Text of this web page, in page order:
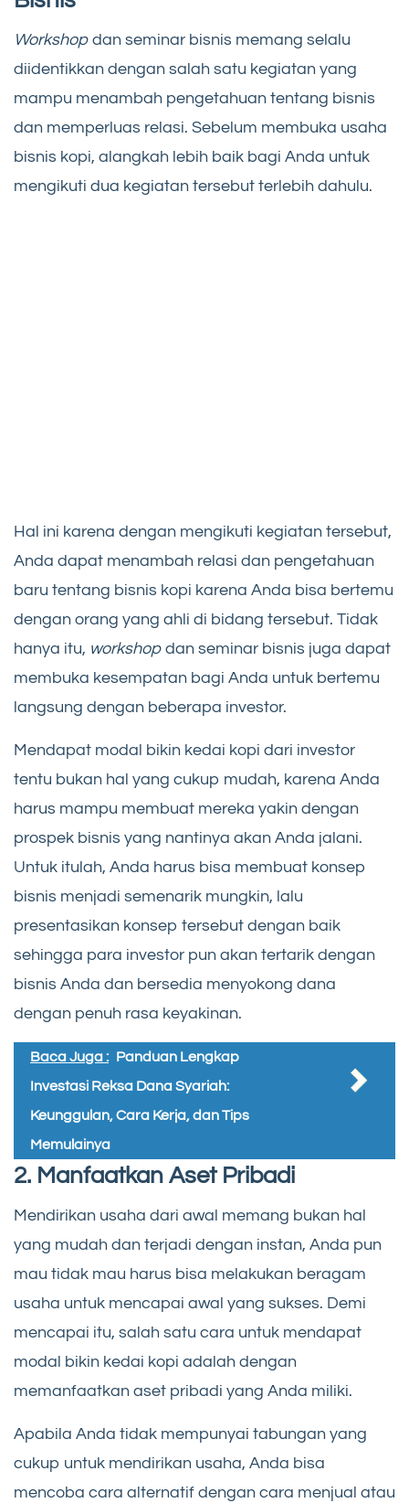
Workshop dan seminar bisnis memang selalu
diidentikkan dengan salah satu kegiatan yang
mampu menambah pengetahuan tentang bisnis
dan memperluas relasi. Sebelum membuka usaha
bisnis kopi, alangkah lebih baik bagi Anda untuk
mengikuti dua kegiatan tersebut terlebih dahulu.
Hal ini karena dengan mengikuti kegiatan tersebut,
Anda dapat menambah relasi dan pengetahuan
baru tentang bisnis kopi karena Anda bisa bertemu
dengan orang yang ahli di bidang tersebut. Tidak
hanya itu, workshop dan seminar bisnis juga dapat
membuka kesempatan bagi Anda untuk bertemu
langsung dengan beberapa investor.
Mendapat modal bikin kedai kopi dari investor
tentu bukan hal yang cukup mudah, karena Anda
harus mampu membuat mereka yakin dengan
prospek bisnis yang nantinya akan Anda jalani.
Untuk itulah, Anda harus bisa membuat konsep
bisnis menjadi semenarik mungkin, lalu
presentasikan konsep tersebut dengan baik
sehingga para investor pun akan tertarik dengan
bisnis Anda dan bersedia menyokong dana
dengan penuh rasa keyakinan.
Baca Juga : Panduan Lengkap
Investasi Reksa Dana Syariah:
Keunggulan, Cara Kerja, dan Tips
Memulainya
2. Manfaatkan Aset Pribadi
Mendirikan usaha dari awal memang bukan hal
yang mudah dan terjadi dengan instan, Anda pun
mau tidak mau harus bisa melakukan beragam
usaha untuk mencapai awal yang sukses. Demi
mencapai itu, salah satu cara untuk mendapat
modal bikin kedai kopi adalah dengan
memanfaatkan aset pribadi yang Anda miliki.
Apabila Anda tidak mempunyai tabungan yang
cukup untuk mendirikan usaha, Anda bisa
mencoba cara alternatif dengan cara menjual atau